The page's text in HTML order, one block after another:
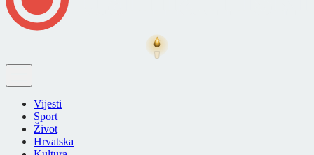
Vijesti
Sport
Život
Hrvatska